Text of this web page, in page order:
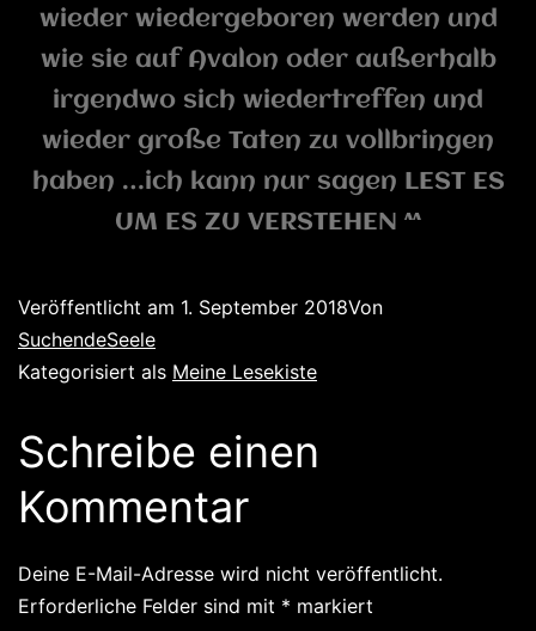
wieder wiedergeboren werden und
wie sie auf Avalon oder außerhalb
irgendwo sich wiedertreffen und
wieder große Taten zu vollbringen
haben …ich kann nur sagen LEST ES
UM ES ZU VERSTEHEN ^^
Veröffentlicht am 1. September 2018Von
SuchendeSeele
Kategorisiert als Meine Lesekiste
Schreibe einen
Kommentar
Deine E-Mail-Adresse wird nicht veröffentlicht.
Erforderliche Felder sind mit * markiert